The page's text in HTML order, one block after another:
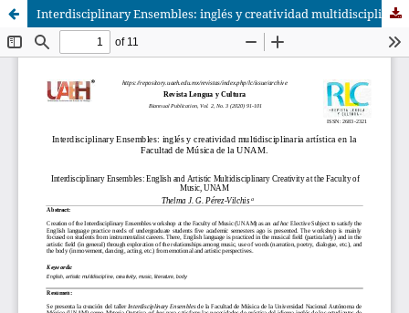
Interdisciplinary Ensembles: inglés y creatividad multidisciplinaria artística en la Facultad de Música de la UNAM